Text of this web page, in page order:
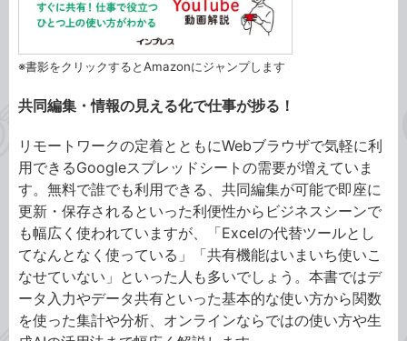
※書影をクリックするとAmazonにジャンプします
共同編集・情報の見える化で仕事が捗る！
リモートワークの定着とともにWebブラウザで気軽に利
用できるGoogleスプレッドシートの需要が増えていま
す。無料で誰でも利用できる、共同編集が可能で即座に
更新・保存されるといった利便性からビジネスシーンで
も幅広く使われていますが、「Excelの代替ツールとし
てなんとなく使っている」「共有機能はいまいち使いこ
なせていない」といった人も多いでしょう。本書ではデ
ータ入力やデータ共有といった基本的な使い方から関数
を使った集計や分析、オンラインならではの使い方や生